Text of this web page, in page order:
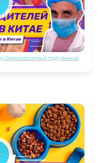
биоразлагаемых подгузников